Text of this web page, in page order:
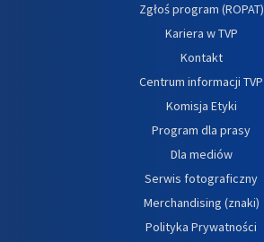
Zgłoś program (ROPAT)
Kariera w TVP
Kontakt
Centrum informacji TVP
Komisja Etyki
Program dla prasy
Dla mediów
Serwis fotograficzny
Merchandising (znaki)
Polityka Prywatności